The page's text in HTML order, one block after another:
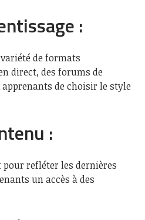
:
de formats
direct, des forums de
de choisir le style
:
refléter les dernières
un accès à des